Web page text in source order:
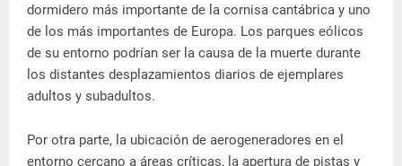
dormidero más importante de la cornisa cantábrica y uno
de los más importantes de Europa. Los parques eólicos
de su entorno podrían ser la causa de la muerte durante
los distantes desplazamientos diarios de ejemplares
adultos y subadultos.
Por otra parte, la ubicación de aerogeneradores en el
entorno cercano a áreas críticas, la apertura de pistas y